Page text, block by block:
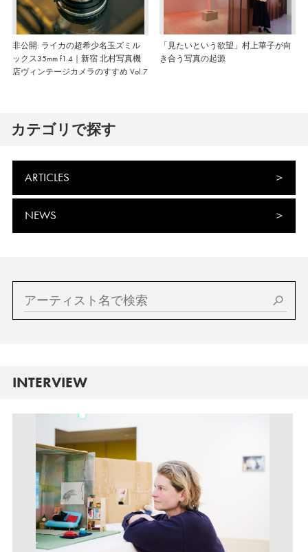
非公開: ライカの超希少名玉ズミル
ックス35mm f1.4｜新宿 北村写真機
店ヴィンテージカメラのすすめ Vol.7
「見たいという欲望」村上華子が向
き合う写真の起源
カテゴリで探す
ARTICLES
NEWS
INTERVIEW